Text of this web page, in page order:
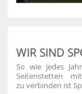
WIR SIND
So wie jedes
Seitenstetten
zu verbinden ist